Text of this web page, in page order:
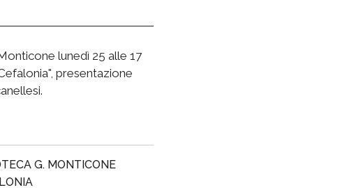
lunedì 25 alle 17
presentazione
G. MONTICONE